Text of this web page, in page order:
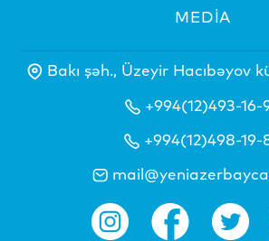
MEDİA
Bakı şəh., Üzeyir Hacıbəyov
+994(12)493-16-
+994(12)498-19-